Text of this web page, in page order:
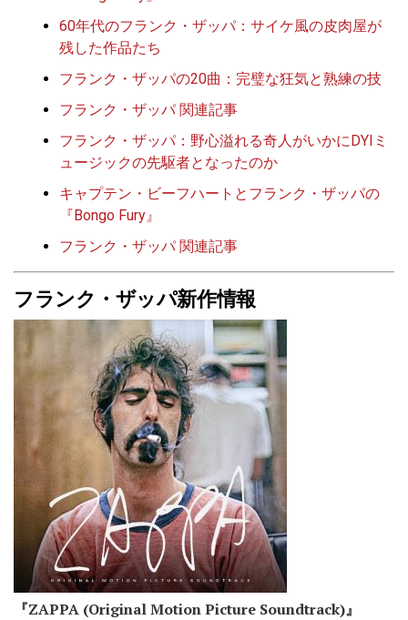
60年代のフランク・ザッパ：サイケ風の皮肉屋が
残した作品たち
フランク・ザッパの20曲：完璧な狂気と熟練の技
フランク・ザッパ 関連記事
フランク・ザッパ：野心溢れる奇人がいかにDYIミ
ュージックの先駆者となったのか
キャプテン・ビーフハートとフランク・ザッパの
『Bongo Fury』
フランク・ザッパ 関連記事
フランク・ザッパ新作情報
『ZAPPA (Original Motion Picture Soundtrack)』